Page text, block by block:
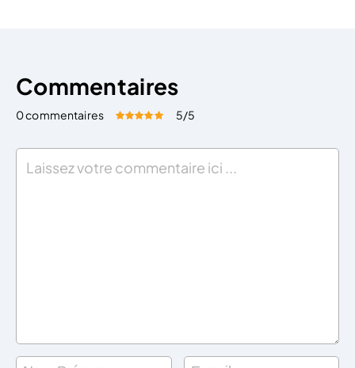
Commentaires
0 commentaires Évaluez cet article:
5/5